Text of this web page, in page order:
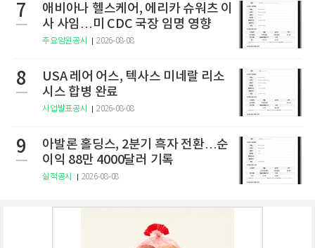
7
애비아나 헬스케어, 에리카 슈워츠 이
사 사임…미 CDC 국장 임명 영향
주요임원공시 2026-08-08
8
USA 레어 어스, 텍사스 미네랄 리소
시스 합병 완료
사업발표공시 2026-08-08
9
아발론 홀딩스, 2분기 흑자 전환…순
이익 88만 4000달러 기록
실적공시 2026-08-08